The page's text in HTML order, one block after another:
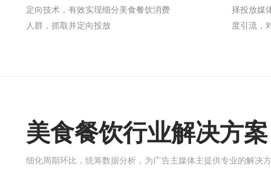
定向技术，有效实现细分美食餐饮消费
人群，抓取并定向投放
择投放媒
度引流，
美食餐饮行业解决方案
细化周期环比，统筹数据分析，为广告主媒体主提供专业的解决